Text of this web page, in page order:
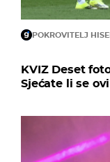
POKROVITELJ
KVIZ Deset
Sjećate li se